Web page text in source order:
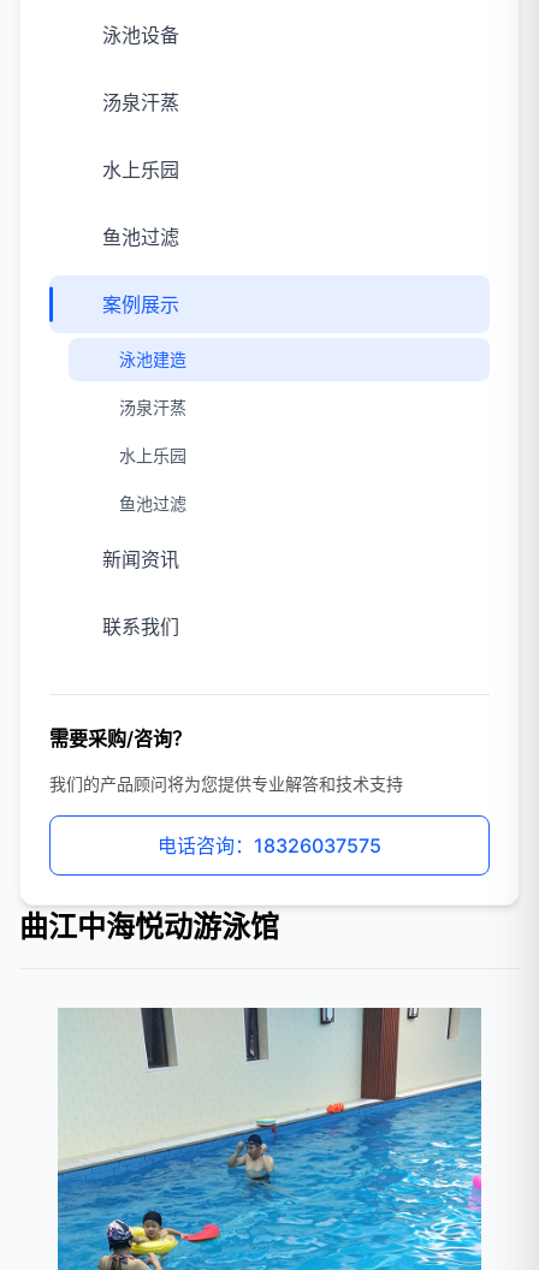
泳池设备
汤泉汗蒸
水上乐园
鱼池过滤
案例展示
泳池建造
汤泉汗蒸
水上乐园
鱼池过滤
新闻资讯
联系我们
需要采购/咨询？
我们的产品顾问将为您提供专业解答和技术支持
电话咨询：18326037575
曲江中海悦动游泳馆